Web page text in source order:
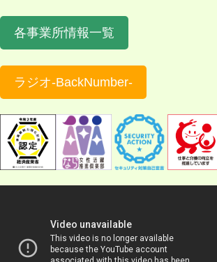
各事業所情報一覧
ラジオ-BackNumber-